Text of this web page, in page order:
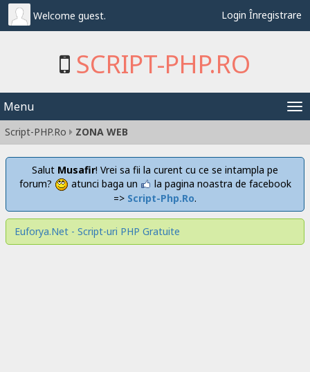
Welcome guest. Login Înregistrare
SCRIPT-PHP.RO
Menu
Script-PHP.Ro ZONA WEB
Salut Musafir! Vrei sa fii la curent cu ce se intampla pe
forum?
atunci baga un
la pagina noastra de facebook
=> Script-Php.Ro.
Euforya.Net - Script-uri PHP Gratuite